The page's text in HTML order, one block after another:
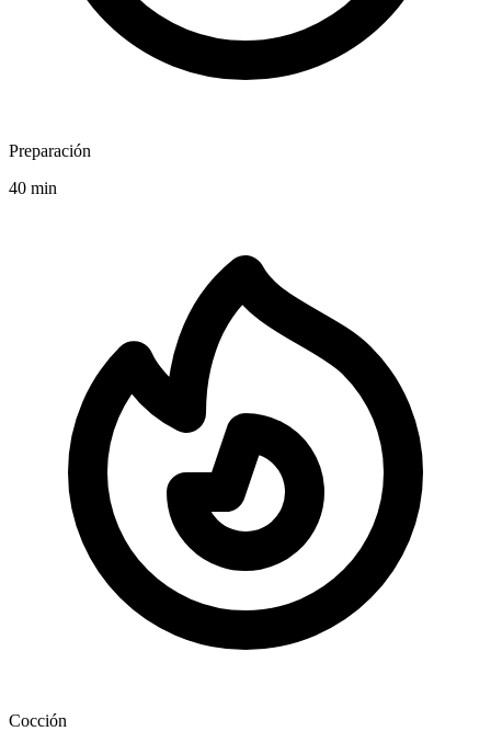
Preparación
40 min
Cocción